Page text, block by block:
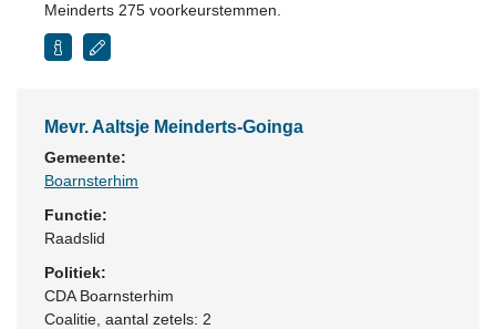
Meinderts 275 voorkeurstemmen.
Mevr. Aaltsje Meinderts-Goinga
Gemeente:
Boarnsterhim
Functie:
Raadslid
Politiek:
CDA Boarnsterhim
Coalitie , aantal zetels: 2